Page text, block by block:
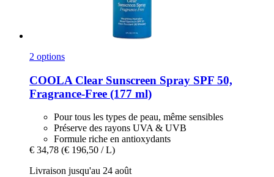
2 options
COOLA Clear Sunscreen Spray SPF 50,
Fragrance-​Free (177 ml)
Pour tous les types de peau, même sensibles
Préserve des rayons UVA & UVB
Formule riche en antioxydants
€ 34,78 (€ 196,50 / L)
Livraison jusqu'au 24 août